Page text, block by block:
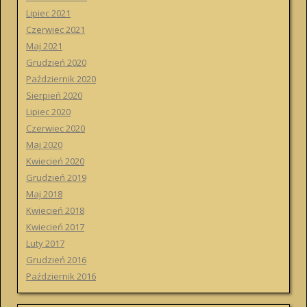
Lipiec 2021
Czerwiec 2021
Maj 2021
Grudzień 2020
Październik 2020
Sierpień 2020
Lipiec 2020
Czerwiec 2020
Maj 2020
Kwiecień 2020
Grudzień 2019
Maj 2018
Kwiecień 2018
Kwiecień 2017
Luty 2017
Grudzień 2016
Październik 2016